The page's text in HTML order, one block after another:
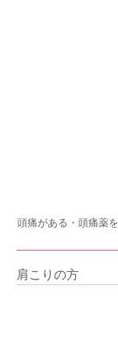
頭痛がある・頭痛薬
肩こりの方